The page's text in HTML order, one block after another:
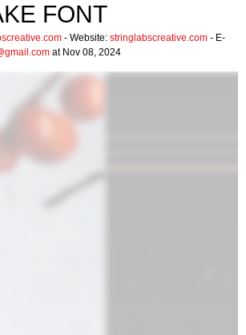
FONT
- Website: stringlabscreative.com - E-
at Nov 08, 2024